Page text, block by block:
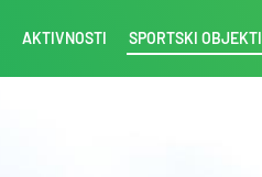
AKTIVNOSTI SPORTSKI OBJEKTI